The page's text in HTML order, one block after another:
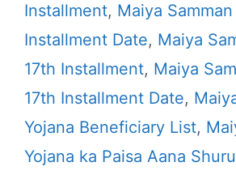
Installment, Maiya
Installment Date, Maiya
17th Installment, Maiya
17th Installment Date,
Yojana Beneficiary List,
Yojana ka Paisa Aana Shuru